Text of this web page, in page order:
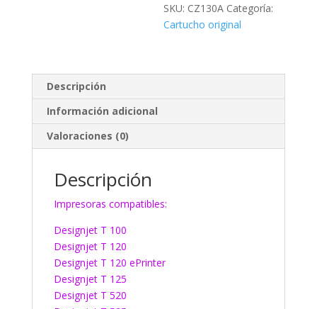
SKU: CZ130A Categoría:
Cartucho original
Descripción
Información adicional
Valoraciones (0)
Descripción
Impresoras compatibles:
Designjet T 100
Designjet T 120
Designjet T 120 ePrinter
Designjet T 125
Designjet T 520